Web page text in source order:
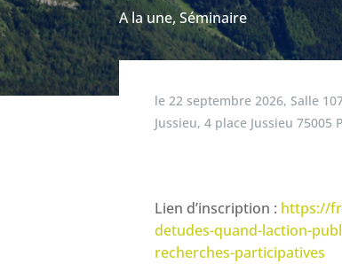
A la une,Séminaire
le 22 septembre 2026,Salle
Jussieu, 4 place Jussieu 75005
Lien d’inscription : https://
detudes-quand-laction-
recherches-participatives